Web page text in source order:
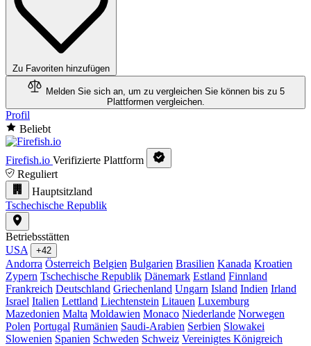
Zu Favoriten hinzufügen
Melden Sie sich an, um zu vergleichen Sie können bis zu 5
Plattformen vergleichen.
Profil
Beliebt
Firefish.io Verifizierte Plattform
Reguliert
Hauptsitzland
Tschechische Republik
Betriebsstätten
USA
+42
Andorra Österreich Belgien Bulgarien Brasilien Kanada Kroatien
Zypern Tschechische Republik Dänemark Estland Finnland
Frankreich Deutschland Griechenland Ungarn Island Indien Irland
Israel Italien Lettland Liechtenstein Litauen Luxemburg
Mazedonien Malta Moldawien Monaco Niederlande Norwegen
Polen Portugal Rumänien Saudi-Arabien Serbien Slowakei
Slowenien Spanien Schweden Schweiz Vereinigtes Königreich